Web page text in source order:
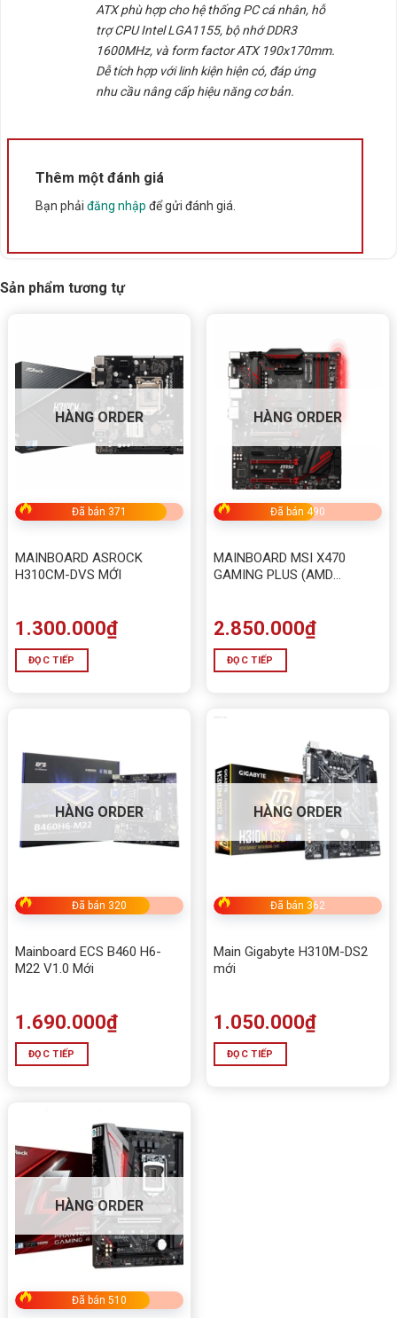
ATX phù hợp cho hệ thống PC cá nhân, hỗ
trợ CPU Intel LGA1155, bộ nhớ DDR3
1600MHz, và form factor ATX 190x170mm.
Dễ tích hợp với linh kiện hiện có, đáp ứng
nhu cầu nâng cấp hiệu năng cơ bản.
Thêm một đánh giá
Bạn phải đăng nhập để gửi đánh giá.
Sản phẩm tương tự
HÀNG ORDER
Đã bán 371
MAINBOARD ASROCK
H310CM-DVS MỚI
1.300.000₫
ĐỌC TIẾP
HÀNG ORDER
Đã bán 490
MAINBOARD MSI X470
GAMING PLUS (AMD
2.850.000₫
ĐỌC TIẾP
HÀNG ORDER
Đã bán 320
Mainboard ECS B460 H6-
M22 V1.0 Mới
1.690.000₫
ĐỌC TIẾP
HÀNG ORDER
Đã bán 362
Main Gigabyte H310M-DS2
mới
1.050.000₫
ĐỌC TIẾP
HÀNG ORDER
Đã bán 510